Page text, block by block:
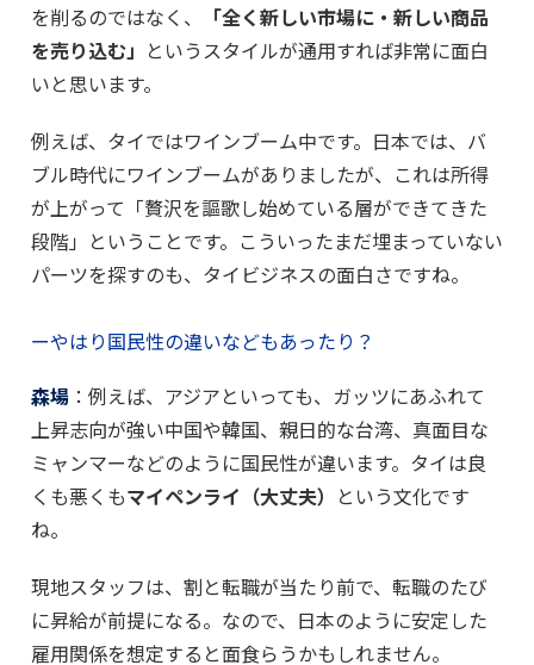
を削るのではなく、
「全く新しい市場に・新しい商品
を売り込む」 というスタイルが通用すれば非常に面白
いと思います。
例えば、タイではワインブーム中です。日本では、バ
ブル時代にワインブームがありましたが、これは所得
が上がって「贅沢を謳歌し始めている層ができてきた
段階」ということです。こういったまだ埋まっていない
パーツを探すのも、タイビジネスの面白さですね。
ーやはり国民性の違いなどもあったり？
森場 ：例えば、アジアといっても、ガッツにあふれて
上昇志向が強い中国や韓国、親日的な台湾、真面目な
ミャンマーなどのように国民性が違います。タイは良
くも悪くもマイペンライ（大丈夫） という文化です
ね。
現地スタッフは、割と転職が当たり前で、転職のたび
に昇給が前提になる。なので、日本のように安定した
雇用関係を想定すると面食らうかもしれません。